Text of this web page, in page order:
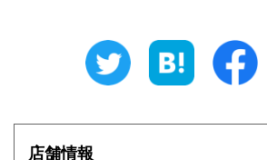
静岡県
600円 三重県
滋賀県 600円 京都府
店舗情報